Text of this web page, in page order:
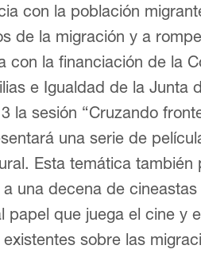
con la población
de la migración y a
con la financiación de la
e Igualdad de la Junta
la sesión “Cruzando
una serie de
Esta temática también
una decena de
que juega el cine y
sobre las